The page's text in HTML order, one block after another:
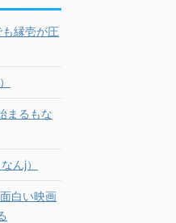
縁壱が圧
まるもな
んj）
白い映画